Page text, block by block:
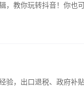
，教你玩转抖音！你也
验，出口退税、政府补